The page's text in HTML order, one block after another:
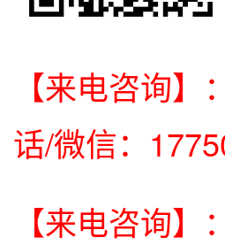
【来电咨询
话/微信：
【来电咨询